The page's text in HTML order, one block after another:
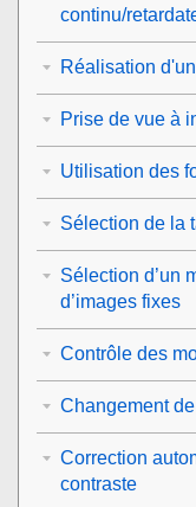
continu/
Réalisation
Prise de vue à
Utilisation des
Sélection de la
Sélection d’un
d’images fixes
Contrôle des
Changement
Correction
contraste